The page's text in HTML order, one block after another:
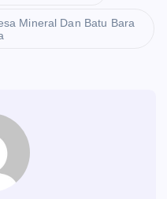
Mineral Dan Batu Bara